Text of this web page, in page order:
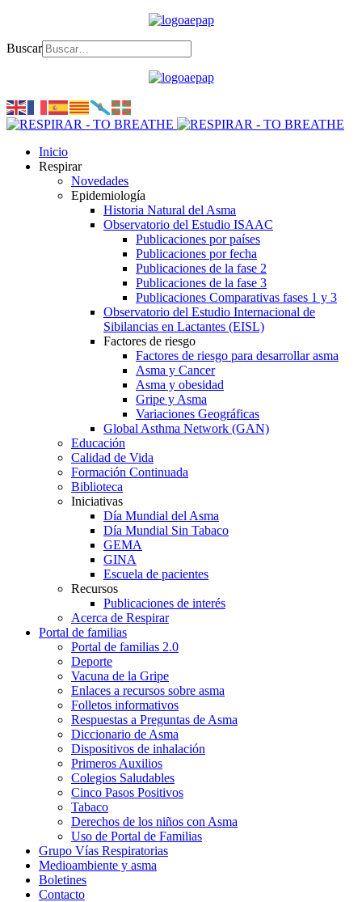
Buscar
Inicio
Respirar
Novedades
Epidemiología
Historia Natural del Asma
Observatorio del Estudio ISAAC
Publicaciones por países
Publicaciones por fecha
Publicaciones de la fase 2
Publicaciones de la fase 3
Publicaciones Comparativas fases 1 y 3
Observatorio del Estudio Internacional de
Sibilancias en Lactantes (EISL)
Factores de riesgo
Factores de riesgo para desarrollar asma
Asma y Cancer
Asma y obesidad
Gripe y Asma
Variaciones Geográficas
Global Asthma Network (GAN)
Educación
Calidad de Vida
Formación Continuada
Biblioteca
Iniciativas
Día Mundial del Asma
Día Mundial Sin Tabaco
GEMA
GINA
Escuela de pacientes
Recursos
Publicaciones de interés
Acerca de Respirar
Portal de familias
Portal de familias 2.0
Deporte
Vacuna de la Gripe
Enlaces a recursos sobre asma
Folletos informativos
Respuestas a Preguntas de Asma
Diccionario de Asma
Dispositivos de inhalación
Primeros Auxilios
Colegios Saludables
Cinco Pasos Positivos
Tabaco
Derechos de los niños con Asma
Uso de Portal de Familias
Grupo Vías Respiratorias
Medioambiente y asma
Boletines
Contacto